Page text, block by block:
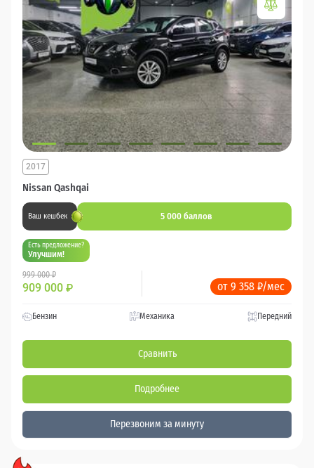
Nissan Qashqai
2017
Ваш кешбек 5 000 баллов
Есть предложение?
Улучшим!
999 000 ₽
909 000 ₽ от 9 358 ₽/мес
Бензин Механика Передний
Сравнить
Подробнее
Перезвоним за минуту